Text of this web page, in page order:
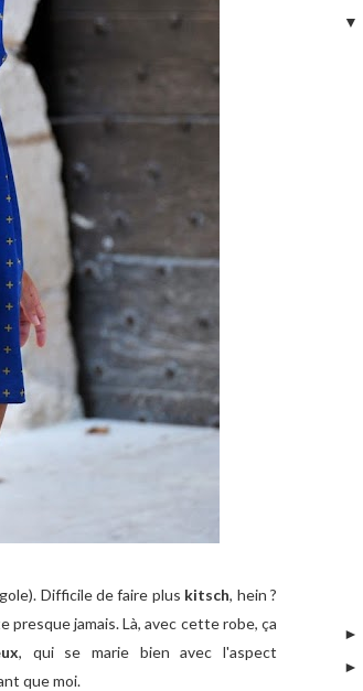
Difficile de faire plus kitsch, hein ?
presque jamais. Là, avec cette robe, ça
, qui se marie bien avec l'aspect
que moi.
▼
►
►